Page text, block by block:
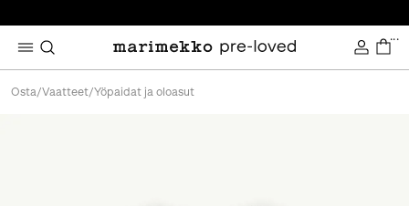
...
Osta/Vaatteet/Yöpaidat ja oloasut